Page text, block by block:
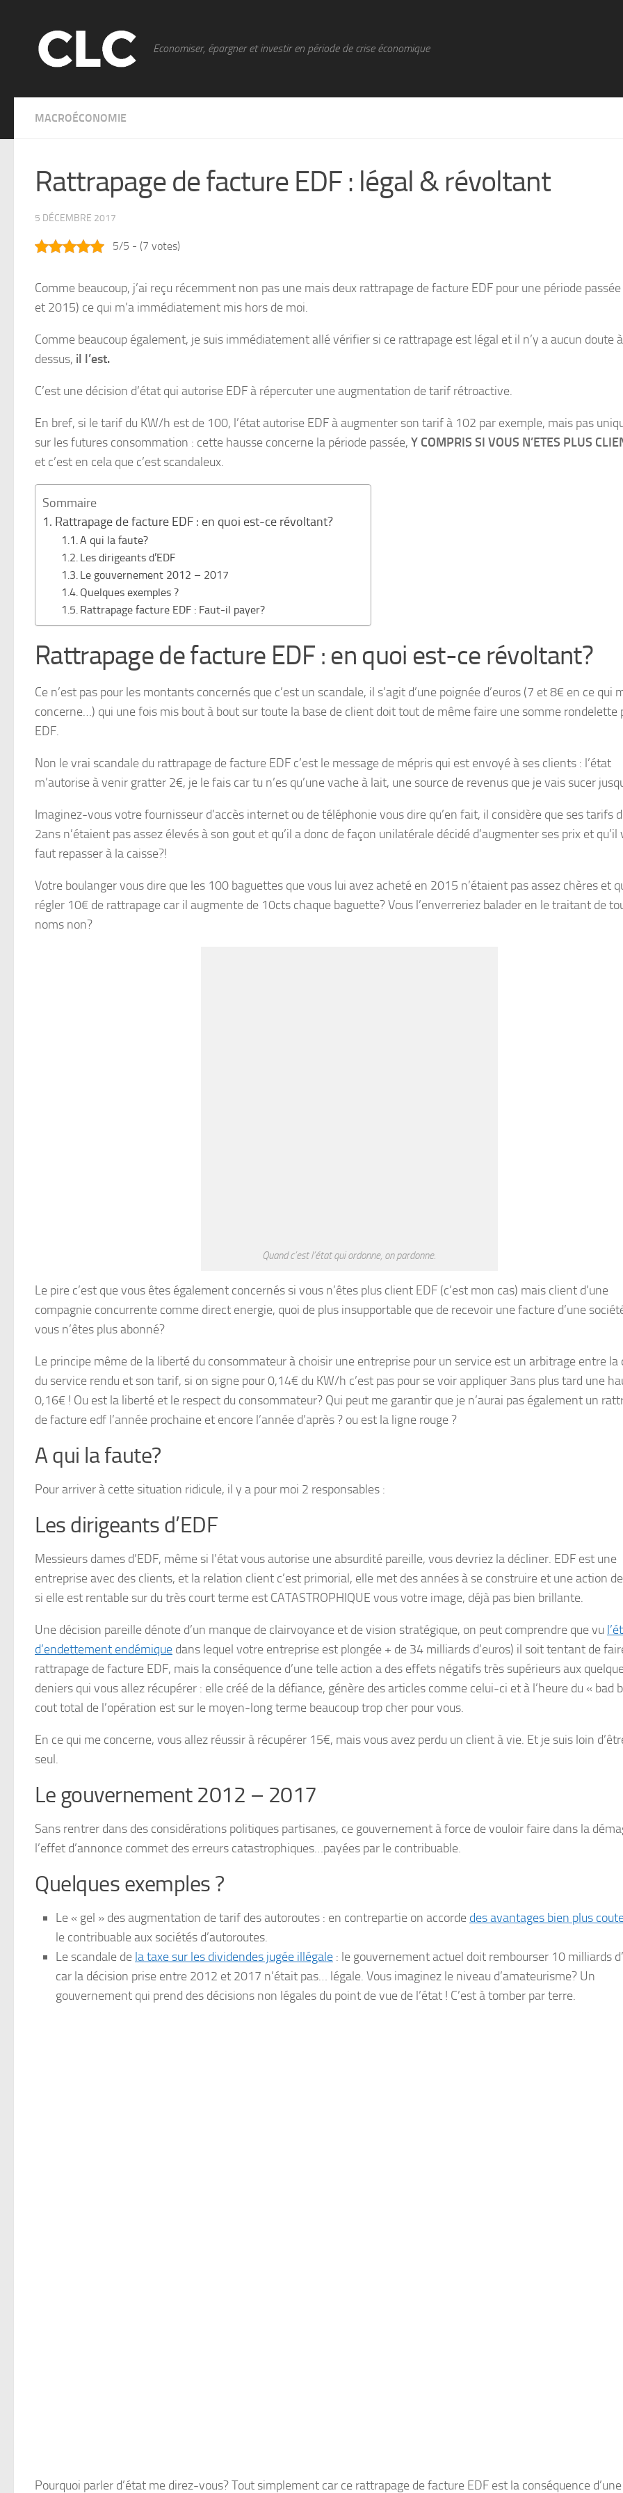
Economiser, épargner et investir en période de crise économique
MACROÉCONOMIE
Rattrapage de facture EDF : légal & révoltant
5 DÉCEMBRE 2017
5/5 - (7 votes)
Comme beaucoup, j’ai reçu récemment non pas une mais deux rattrapage de facture EDF pour une période
et 2015) ce qui m’a immédiatement mis hors de moi.
Comme beaucoup également, je suis immédiatement allé vérifier si ce rattrapage est légal et il n’y a aucun doute
dessus, il l’est.
C’est une décision d’état qui autorise EDF à répercuter une augmentation de tarif rétroactive.
En bref, si le tarif du KW/h est de 100, l’état autorise EDF à augmenter son tarif à 102 par exemple, mais pas
sur les futures consommation : cette hausse concerne la période passée, Y COMPRIS SI VOUS N’ETES PLUS
et c’est en cela que c’est scandaleux.
Sommaire
Rattrapage de facture EDF : en quoi est-ce révoltant?
A qui la faute?
Les dirigeants d’EDF
Le gouvernement 2012 – 2017
Quelques exemples ?
Rattrapage facture EDF : Faut-il payer?
Rattrapage de facture EDF : en quoi est-ce révoltant?
Ce n’est pas pour les montants concernés que c’est un scandale, il s’agit d’une poignée d’euros (7 et 8€ en ce qui
concerne…) qui une fois mis bout à bout sur toute la base de client doit tout de même faire une somme rondelette
EDF.
Non le vrai scandale du rattrapage de facture EDF c’est le message de mépris qui est envoyé à ses clients : l’état
m’autorise à venir gratter 2€, je le fais car tu n’es qu’une vache à lait, une source de revenus que je vais sucer
Imaginez-vous votre fournisseur d’accès internet ou de téléphonie vous dire qu’en fait, il considère que ses tarifs
2ans n’étaient pas assez élevés à son gout et qu’il a donc de façon unilatérale décidé d’augmenter ses prix et qu’il
faut repasser à la caisse?!
Votre boulanger vous dire que les 100 baguettes que vous lui avez acheté en 2015 n’étaient pas assez chères et
régler 10€ de rattrapage car il augmente de 10cts chaque baguette? Vous l’enverreriez balader en le traitant de
noms non?
Quand c’est l’état qui ordonne, on pardonne.
Le pire c’est que vous êtes également concernés si vous n’êtes plus client EDF (c’est mon cas) mais client d’une
compagnie concurrente comme direct energie, quoi de plus insupportable que de recevoir une facture d’une
vous n’êtes plus abonné?
Le principe même de la liberté du consommateur à choisir une entreprise pour un service est un arbitrage entre la
du service rendu et son tarif, si on signe pour 0,14€ du KW/h c’est pas pour se voir appliquer 3ans plus tard une
0,16€ ! Ou est la liberté et le respect du consommateur? Qui peut me garantir que je n’aurai pas également un
de facture edf l’année prochaine et encore l’année d’après ? ou est la ligne rouge ?
A qui la faute?
Pour arriver à cette situation ridicule, il y a pour moi 2 responsables :
Les dirigeants d’EDF
Messieurs dames d’EDF, même si l’état vous autorise une absurdité pareille, vous devriez la décliner. EDF est une
entreprise avec des clients, et la relation client c’est primorial, elle met des années à se construire et une action
si elle est rentable sur du très court terme est CATASTROPHIQUE vous votre image, déjà pas bien brillante.
Une décision pareille dénote d’un manque de clairvoyance et de vision stratégique, on peut comprendre que vu
d’endettement endémique dans lequel votre entreprise est plongée + de 34 milliards d’euros) il soit tentant de
rattrapage de facture EDF, mais la conséquence d’une telle action a des effets négatifs très supérieurs aux
deniers qui vous allez récupérer : elle créé de la défiance, génère des articles comme celui-ci et à l’heure du « bad
cout total de l’opération est sur le moyen-long terme beaucoup trop cher pour vous.
En ce qui me concerne, vous allez réussir à récupérer 15€, mais vous avez perdu un client à vie. Et je suis loin
seul.
Le gouvernement 2012 – 2017
Sans rentrer dans des considérations politiques partisanes, ce gouvernement à force de vouloir faire dans la
l’effet d’annonce commet des erreurs catastrophiques…payées par le contribuable.
Quelques exemples ?
Le « gel » des augmentation de tarif des autoroutes : en contrepartie on accorde des avantages bien plus
le contribuable aux sociétés d’autoroutes.
Le scandale de la taxe sur les dividendes jugée illégale : le gouvernement actuel doit rembourser 10 milliards
car la décision prise entre 2012 et 2017 n’était pas… légale. Vous imaginez le niveau d’amateurisme? Un
gouvernement qui prend des décisions non légales du point de vue de l’état ! C’est à tomber par terre.
Pourquoi parler d’état me direz-vous? Tout simplement car ce rattrapage de facture EDF est la conséquence d’une